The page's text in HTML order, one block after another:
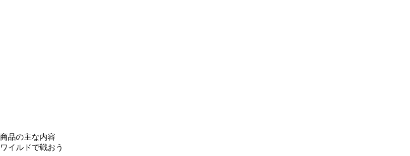
商品の主な内容
ワイルドで戦おう